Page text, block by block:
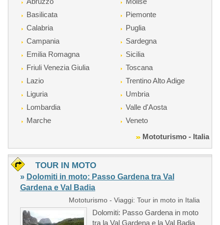
Basilicata
Calabria
Campania
Emilia Romagna
Friuli Venezia Giulia
Lazio
Liguria
Lombardia
Marche
Piemonte
Puglia
Sardegna
Sicilia
Toscana
Trentino Alto Adige
Umbria
Valle d'Aosta
Veneto
Mototurismo - Italia
TOUR IN MOTO
» Dolomiti in moto: Passo Gardena tra Val
Gardena e Val Badia
Mototurismo - Viaggi: Tour in moto in Italia
Dolomiti: Passo Gardena in moto
tra la Val Gardena e la Val Badia